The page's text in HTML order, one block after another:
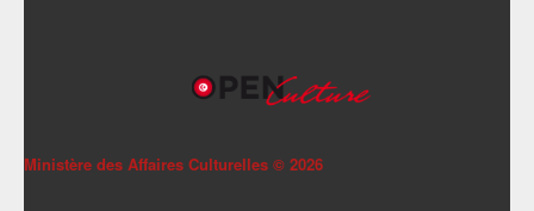
Ministère des Affaires Culturelles © 2026